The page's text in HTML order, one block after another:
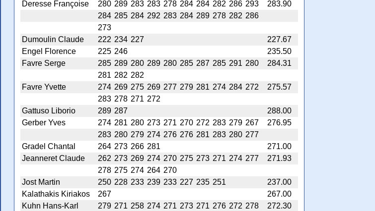
Deresse Françoise
280 289 283 283 278 284 284 282 286 293
283.90
284 285 284 292 283 284 289 278 282 286
273
Dumoulin Claude
222 234 227
227.67
Engel Florence
225 246
235.50
Favre Serge
285 289 280 289 280 285 287 285 291 280
284.31
281 282 282
Favre Yvette
274 269 275 269 277 279 281 274 284 272
275.57
283 278 271 272
Gattuso Liborio
289 287
288.00
Gerber Yves
274 281 280 273 271 270 272 283 279 267
276.95
283 280 279 274 276 276 281 283 280 277
Gradel Chantal
264 273 266 281
271.00
Jeanneret Claude
262 273 269 274 270 275 273 271 274 277
271.93
278 275 274 264 270
Jost Martin
250 228 233 239 233 227 235 251
237.00
Kalathakis Kiriakos
267
267.00
Kuhn Hans-Karl
279 271 258 274 271 273 271 276 272 278
272.30